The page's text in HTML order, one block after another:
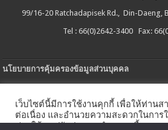
99/16-20 Ratchadapisek Rd., Din-Daeng,
Tel : 66(0)2642-3400 Fax:
นโยบายการคุ้มครองข้อมูลส่วนบุคคล
นโยบายการใช้คกกี้
เว็บไซต์นี้มีการใช้งานคุกกี้ เพื่อให้ท่านส
ต่อเนื่อง และอำนวยความสะดวกในการ
ช่วยให้เราปรับปรุงการนำเสนอเนื้อหาต